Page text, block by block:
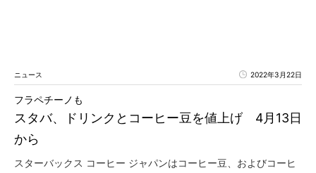
ニュース 2022年3月22日
スタバ、ドリンクとコーヒー豆を値上げ 4月13日
から
フラペチーノも
スターバックス コーヒー ジャパンはコーヒー豆、およびコーヒ